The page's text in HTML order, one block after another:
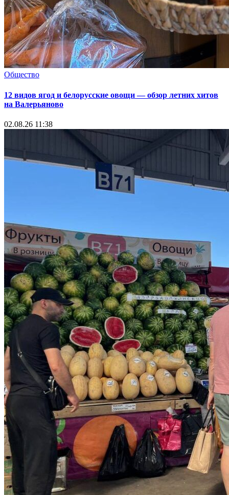
Общество
12 видов ягод и белорусские овощи — обзор летних хитов
на Валерьяново
02.08.26 11:38